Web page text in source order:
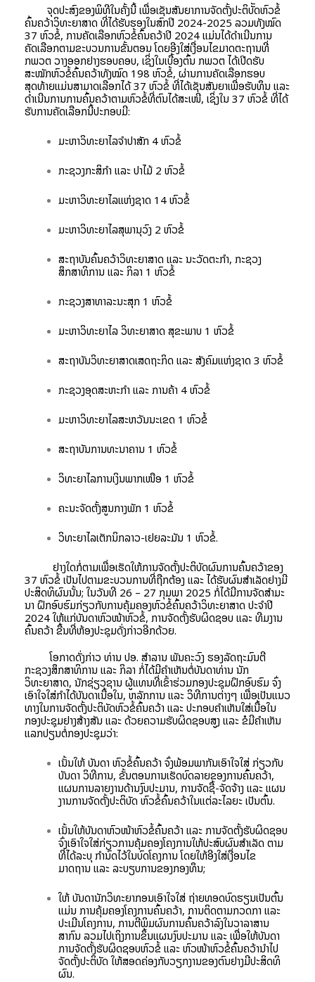
ຈຸດປະສົງຂອງພິທີໃນຄັ້ງນີ້ ເພື່ອເຊັນສັນຍາການຈັດຕັ້ງປະຕິບັັດຫົວຂໍ້
ຄົ້ນຄວ້າວິທະຍາສາດ ທີ່ໄດ້ຮັບຮອງໃນສົກປີ 2024-2025 ລວມທັງໝົດ
37 ຫົວຂໍ້, ການຄັດເລືອກຫົວຂໍ້ຄົ້ນຄວ້າປີ 2024 ແມ່ນໄດ້ດໍາເນີນການ
ຄັດເລືອກຕາມຂະບວນການຂັ້ນຕອນ ໂດຍອີງໃສ່ເງື່ອນໄຂມາດຕະຖານທີ່
ກພວຕ ວາງອອກຢ່າງຮອບຄອບ, ເຊິ່ງໃນເບື້ອງຕົ້ນ ກພວຕ ໄດ້ເປີດຮັບ
ສະໝັກຫົວຂໍ້ຄົ້ນຄວ້າທັງໝົດ 198 ຫົວຂໍ້, ຜ່ານການຄັດເລືອກຮອບ
ສຸດທ້າຍແມ່ນສາມາດເລືອກໄດ້ 37 ຫົວຂໍ້ ທີ່ໄດ້ເຊັນສັນຍາເພື່ອຮັບທຶນ ແລະ
ດຳເນີນການການຄົ້ນຄວ້າຕາມຫົວຂໍ້ທີ່ຕົນໄດ້ສະເໜີ, ເຊິ່ງໃນ 37 ຫົວຂໍ້ ທີ່ໄດ້
ຮັບການຄັດເລືອກນີ້ປະກອບມີ:
ມະຫາວິທະຍາໄລຈໍາປາສັກ 4 ຫົວຂໍ້
ກະຊວງກະສິກຳ ແລະ ປ່າໄມ້ 2 ຫົວຂໍ້
ມະຫາວິທະຍາໄລແຫ່ງຊາດ 14 ຫົວຂໍ້
ມະຫາວິທະຍາໄລສຸພານຸວົງ 2 ຫົວຂໍ້
ສະຖາບັນຄົ້ນຄວ້າວິທະຍາສາດ ແລະ ນະວັດຕະກໍາ, ກະຊວງ
ສຶກສາທິການ ແລະ ກິລາ 1 ຫົວຂໍ້
ກະຊວງສາທາລະນະສຸກ 1 ຫົວຂໍ້
ມະຫາວິທະຍາໄລ ວິທະຍາສາດ ສຸຂະພາບ 1 ຫົວຂໍ້
ສະຖາບັນວິທະຍາສາດເສດຖະກິດ ແລະ ສັງຄົມແຫ່ງຊາດ 3 ຫົວຂໍ້
ກະຊວງອຸດສະຫະກຳ ແລະ ການຄ້າ 4 ຫົວຂໍ້
ມະຫາວິທະຍາໄລສະຫວັນນະເຂດ 1 ຫົວຂໍ້
ສະຖາບັນການທະນາຄານ 1 ຫົວຂໍ້
ວິທະຍາໄລການເງິນພາກເໜືອ 1 ຫົວຂໍ້
ຄະນະຈັດຕັ້ງສູນກາງພັກ 1 ຫົວຂໍ້
ວິທະຍາໄລເຕັກນິກລາວ-ເຢຍລະມັນ 1 ຫົວຂໍ້.
ຢ່າງໃດກໍ່ຕາມເພື່ອເຮັດໃຫ້ການຈັດຕັ້ງປະຕິບັດຜົນການຄົ້ນຄວ້າຂອງ
37 ຫົວຂໍ້ ເປັນໄປຕາມຂະບວນການທີ່ຖືກຕ້ອງ ແລະ ໄດ້ຮັບຜົນສຳເລັດຢ່າງມີ
ປະສິດທິຜົນນັ້ນ; ໃນວັນທີ 26 – 27 ກຸມພາ 2025 ກໍ່ໄດ້ມີການຈັດສໍາມະ
ນາ ຝຶກອົບຮົມກ່ຽວກັບການຄຸ້ມຄອງຫົວຂໍ້ຄົ້ນຄວ້າວິທະຍາສາດ ປະຈຳປີ
2024 ໃຫ້ແກ່ບັນດາຫົວໜ້າຫົວຂໍ້, ການຈັດຕັ້ງຮັບຜິດຊອບ ແລະ ທີມງານ
ຄົ້ນຄວ້າ ຂື້ນທີ່ຫ້ອງປະຊຸມດັ່ງກ່າວອີກດ້ວຍ.
ໂອກາດດັ່ງກ່າວ ທ່ານ ປອ. ສຳລານ ພັນຄະວົງ ຮອງລັດຖະມົນຕີ
ກະຊວງສຶກສາທິການ ແລະ ກິລາ ກໍ່ໄດ້ມີຄຳເຫັນຕໍ່ບັນດາທ່ານ ນັກ
ວິທະຍາສາດ, ນັກຊ່ຽວຊານ ຜູ້ແທນທີ່ເຂົ້າຮ່ວມກອງປະຊຸມຝຶກອົບຮົມ ຈົ່ງ
ເອົາໃຈໃສ່ກຳໄດ້ບັນດາເນື້ອໃນ, ຫລັກການ ແລະ ວິທີການຕ່າງໆ ເພື່ອເປັນແນວ
ທາງໃນການຈັດຕັ້ງປະຕິບັດຫົວຂໍ້ຄົ້ນຄວ້າ ແລະ ປະກອບຄຳເຫັນໃສ່ເນື້ອໃນ
ກອງປະຊຸມຢ່າງສ້າງສັນ ແລະ ດ້ວຍຄວາມຮັບຜິດຊອບສູງ ແລະ ຂໍມີຄໍາເຫັນ
ແລກປ່ຽນຕໍ່ກອງປະຊຸມວ່າ:
ເນັ້ນໃຫ້ ບັນດາ ຫົວຂໍ້ຄົ້ນຄວ້າ ຈົ່ງພ້ອມພາກັນເອົາໃຈໃສ່ ກ່ຽວກັບ
ບັນດາ ວິທີການ, ຂັ້ນຕອນການເຮັດບົດລາຍຂອງການຄົ້ນຄວ້າ,
ແຜນການລາຍງານດ້ານງົບປະມານ, ການຈັດຊື້-ຈັດຈ້າງ ແລະ ແຜນ
ງານການຈັດຕັ້ງປະຕິບັດ ຫົວຂໍ້ຄົ້ນຄວ້າໃນແຕ່ລະໄລຍະ ເປັນຕົ້ນ.
ເນັ້ນໃຫ້ບັນດາຫົວໜ້າຫົວຂໍ້ຄົ້ນຄວ້າ ແລະ ການຈັດຕັ້ງຮັບຜິດຊອບ
ຈົ່ງເອົາໃຈໃສ່ກ່ຽວການຄຸ້ມຄອງໂຄງການໃຫ້ປະສົບຜົນສຳເລັດ ຕາມ
ທີ່ໄດ້ລະບຸ ກຳນົດໄວ້ໃນບົດໂຄງການ ໂດຍໃຫ້ອີງໃສ່ເງື່ອນໄຂ
ມາດຖານ ແລະ ລະບຽບການຂອງກອງທຶນ;
ໃຫ້ ບັນດານັກວິທະຍາກອນເອົາໃຈໃສ່ ຖ່າຍທອດບົດຮຽນເປັນຕົ້ນ
ແມ່ນ ການຄຸ້ມຄອງໂຄງການຄົ້ນຄວ້າ, ການຕິດຕາມກວດກາ ແລະ
ປະເມີນໂຄງການ, ການຕີພິມຜົນການຄົ້ນຄວ້າລົງໃນວາລາສານ
ສາກົນ ລວມໄປເຖິງການຂຶ້ນແຜນງົບປະມານ ແລະ ເພື່ອໃຫ້ບັນດາ
ການຈັດຕັ້ງຮັບຜິດຊອບຫົວຂໍ້ ແລະ ຫົວໜ້າຫົວຂໍ້ຄົ້ນຄວ້ານຳໄປ
ຈັດຕັ້ງປະຕິບັດ ໃຫ້ສອດຄ່ອງກັບວຽກງານຂອງຕົນຢ່າງມີປະສິດທິ
ຜົນ.